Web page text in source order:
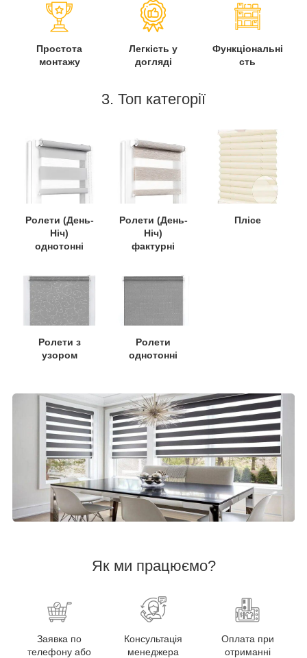
Простота
монтажу
Легкість у
догляді
Функціональні
сть
3. Топ категорії
Ролети (День-
Ніч)
однотонні
Ролети (День-
Ніч)
фактурні
Плісе
Ролети з
узором
Ролети
однотонні
Як ми працюємо?
Заявка по
телефону або
Консультація
менеджера
Оплата при
отриманні